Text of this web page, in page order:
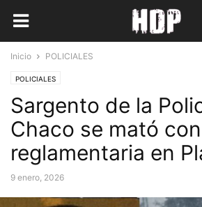
Inicio POLICIALES
POLICIALES
Sargento de la
Chaco se mató
reglamentaria en
9 enero, 2026